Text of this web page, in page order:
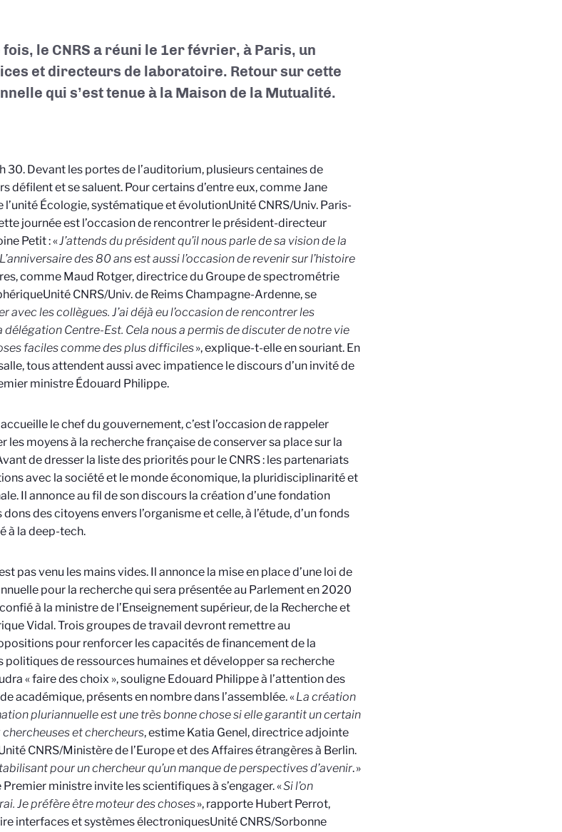
le CNRS a réuni le 1er février, à Paris, un
et directeurs de laboratoire. Retour sur cette
qui s’est tenue à la Maison de la Mutualité.
30. Devant les portes de l’auditorium, plusieurs centaines de
défilent et se saluent. Pour certains d’entre eux, comme Jane
Écologie, systématique et évolutionUnité CNRS/Univ. Paris-
journée est l’occasion de rencontrer le président-directeur
Petit : «J’attends du président qu’il nous parle de sa vision de la
des 80 ans est aussi l’occasion de revenir sur l’histoire
comme Maud Rotger, directrice du Groupe de spectrométrie
Unité CNRS/Univ. de Reims Champagne-Ardenne, se
avec les collègues. J’ai déjà eu l’occasion de rencontrer les
délégation Centre-Est. Cela nous a permis de discuter de notre vie
faciles comme des plus difficiles», explique-t-elle en souriant. En
tous attendent aussi avec impatience le discours d’un invité de
ministre Édouard Philippe.
le chef du gouvernement, c’est l’occasion de rappeler
les moyens à la recherche française de conserver sa place sur la
de dresser la liste des priorités pour le CNRS : les partenariats
avec la société et le monde économique, la pluridisciplinarité et
Il annonce au fil de son discours la création d’une fondation
des citoyens envers l’organisme et celle, à l’étude, d’un fonds
à la deep-tech.
pas venu les mains vides. Il annonce la mise en place d’une loi de
pour la recherche qui sera présentée au Parlement en 2020
à la ministre de l’Enseignement supérieur, de la Recherche et
Vidal. Trois groupes de travail devront remettre au
pour renforcer les capacités de financement de la
politiques de ressources humaines et développer sa recherche
« faire des choix », souligne Edouard Philippe à l’attention des
académique, présents en nombre dans l’assemblée. «La création
pluri­annuelle est une très bonne chose si elle garantit un certain
et chercheurs, estime Katia Genel, directrice adjointe
CNRS/Ministère de l’Europe et des Affaires étrangèresà Berlin.
pour un chercheur qu’un manque de perspectives d’avenir. »
ministre invite les scientifiques à s’engager. «Si l’on
Je préfère être moteur des choses», rapporte Hubert Perrot,
interfaces et systèmes électroniquesUnité CNRS/Sorbonne